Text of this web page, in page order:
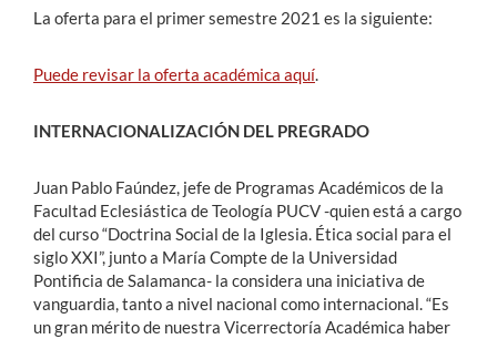
La oferta para el primer semestre 2021 es la siguiente:
Puede revisar la oferta académica aquí.
INTERNACIONALIZACIÓN DEL PREGRADO
Juan Pablo Faúndez, jefe de Programas Académicos de la
Facultad Eclesiástica de Teología PUCV -quien está a cargo
del curso “Doctrina Social de la Iglesia. Ética social para el
siglo XXI”, junto a María Compte de la Universidad
Pontificia de Salamanca- la considera una iniciativa de
vanguardia, tanto a nivel nacional como internacional. “Es
un gran mérito de nuestra Vicerrectoría Académica haber